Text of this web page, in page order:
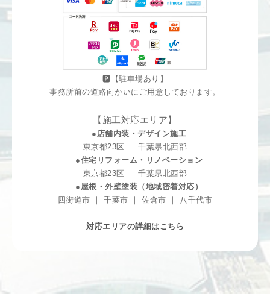
🅿️【駐車場あり】
事務所前の道路向かいにご用意しております。
【施工対応エリア】
●店舗内装・デザイン施工
東京都23区 ｜ 千葉県北西部
●住宅リフォーム・リノベーション
東京都23区 ｜ 千葉県北西部
●屋根・外壁塗装（地域密着対応）
四街道市 ｜ 千葉市 ｜ 佐倉市 ｜ 八千代市
対応エリアの詳細はこちら